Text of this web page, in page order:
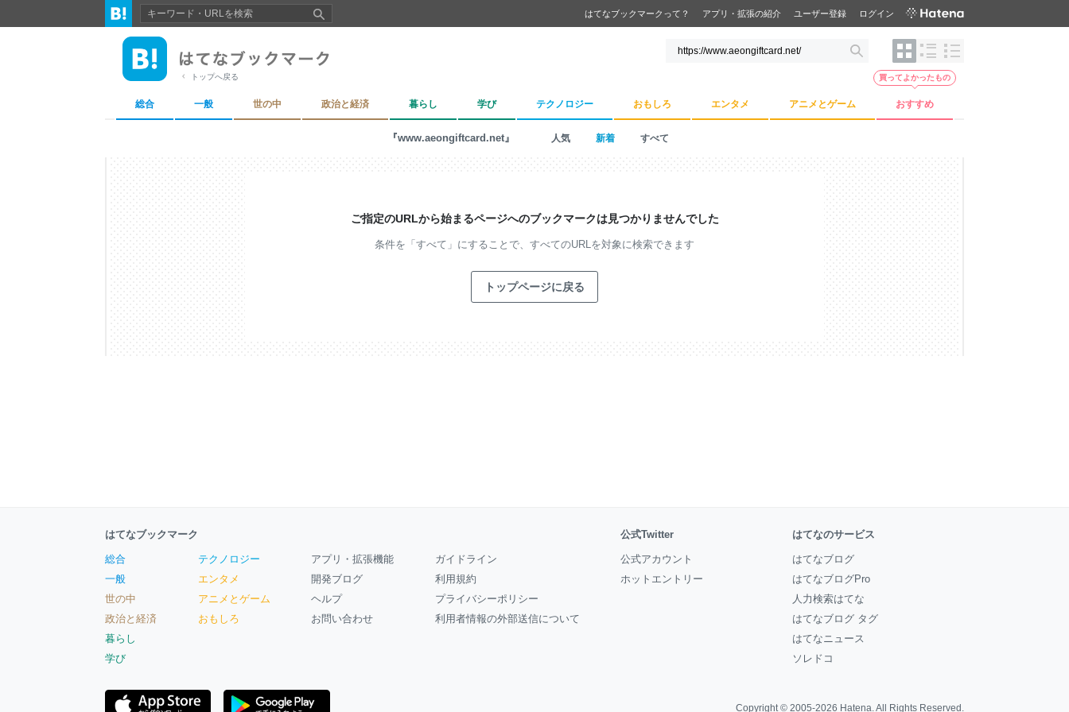
はてなブックマークって？ アプリ・拡張の紹介 ユーザー登録 ログイン
トップへ戻る
総合 一般 世の中 政治と経済 暮らし 学び テクノロジー おもしろ エンタメ アニメとゲーム おすすめ
買ってよかったもの
『www.aeongiftcard.net』 人気 新着 すべて
ご指定のURLから始まるページへのブックマークは見つかりませんでした
条件を「すべて」にすることで、 すべてのURLを対象に検索できます
トップページに戻る
はてなブックマーク
総合
一般
世の中
政治と経済
暮らし
学び
テクノロジー
エンタメ
アニメとゲーム
おもしろ
アプリ・拡張機能
開発ブログ
ヘルプ
お問い合わせ
ガイドライン
利用規約
プライバシーポリシー
利用者情報の外部送信について
公式Twitter
公式アカウント
ホットエントリー
はてなのサービス
はてなブログ
はてなブログPro
人力検索はてな
はてなブログ タグ
はてなニュース
ソレドコ
Copyright © 2005-2026 Hatena. All Rights Reserved.